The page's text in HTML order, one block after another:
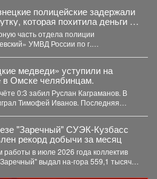
полицейские задержали
которая похитила деньги у
часть отдела полиции
УМВД России по г.
медведи» уступили на
в Омске челябинцам.
0:3 забил Руслан Каграманов. В
Тимофей Иванов. Последняя
"Заречный" СУЭК-Кузбасс
рекорд добычи за месяц
работы в июле 2026 года коллектив
выдал на-гора 559,1 тысяч